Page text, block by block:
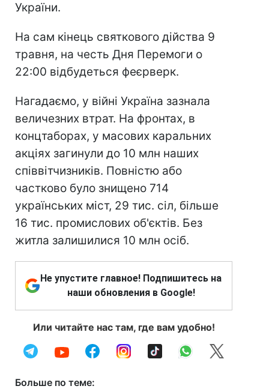
України.
На сам кінець святкового дійства 9
травня, на честь Дня Перемоги о
22:00 відбудеться феєрверк.
Нагадаємо, у війні Україна зазнала
величезних втрат. На фронтах, в
концтаборах, у масових каральних
акціях загинули до 10 млн наших
співвітчизників. Повністю або
частково було знищено 714
українських міст, 29 тис. сіл, більше
16 тис. промислових об'єктів. Без
житла залишилися 10 млн осіб.
Не упустите главное! Подпишитесь на
наши обновления в Google!
Или читайте нас там, где вам удобно!
Больше по теме: